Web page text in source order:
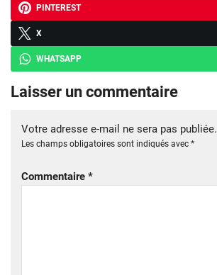
PINTEREST
X
WHATSAPP
Laisser un commentaire
Votre adresse e-mail ne sera pas publiée.
Les champs obligatoires sont indiqués avec *
Commentaire *